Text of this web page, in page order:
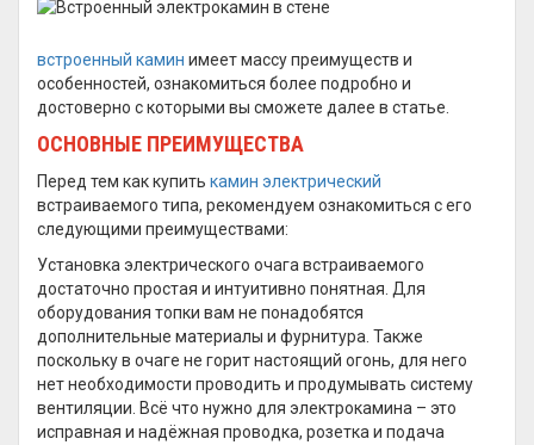
встроенный камин имеет массу преимуществ и
особенностей, ознакомиться более подробно и
достоверно с которыми вы сможете далее в статье.
ОСНОВНЫЕ ПРЕИМУЩЕСТВА
Перед тем как купить камин электрический
встраиваемого типа, рекомендуем ознакомиться с его
следующими преимуществами:
Установка электрического очага встраиваемого
достаточно простая и интуитивно понятная. Для
оборудования топки вам не понадобятся
дополнительные материалы и фурнитура. Также
поскольку в очаге не горит настоящий огонь, для него
нет необходимости проводить и продумывать систему
вентиляции. Всё что нужно для электрокамина – это
исправная и надёжная проводка, розетка и подача